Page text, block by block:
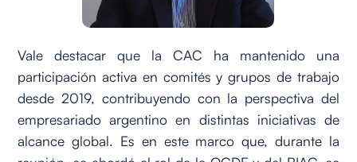
Vale destacar que la CAC ha mantenido una
participación activa en comités y grupos de trabajo
desde 2019, contribuyendo con la perspectiva del
empresariado argentino en distintas iniciativas de
alcance global. Es en este marco que, durante la